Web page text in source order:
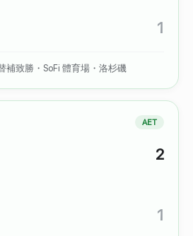
1
補致勝・SoFi 體育場・洛杉磯
AET
2
1